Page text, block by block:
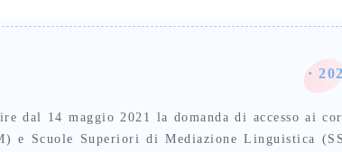
·
dal 14 maggio 2021 la domanda di accesso ai
e Scuole Superiori di Mediazione Linguistica